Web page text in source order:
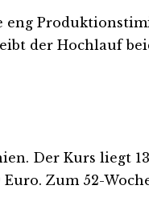
der Hochlauf
Der Kurs liegt
Zum 52-